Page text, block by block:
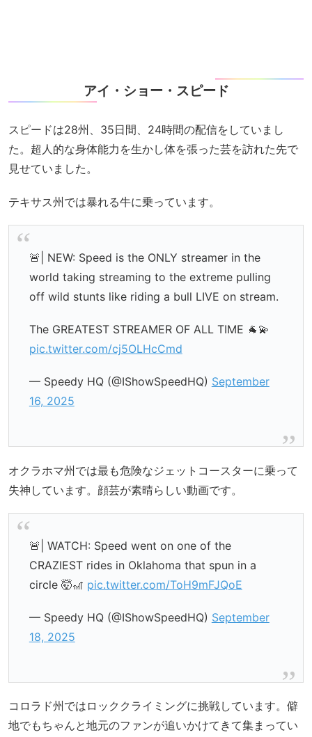
アイ・ショー・スピード
スピードは28州、35日間、24時間の配信をしていまし
た。超人的な身体能力を生かし体を張った芸を訪れた先で
見せていました。
テキサス州では暴れる牛に乗っています。
🚨| NEW: Speed is the ONLY streamer in the
world taking streaming to the extreme pulling
off wild stunts like riding a bull LIVE on stream.
The GREATEST STREAMER OF ALL TIME 🐐💫
pic.twitter.com/cj5OLHcCmd
— Speedy HQ (@IShowSpeedHQ) September
16, 2025
オクラホマ州では最も危険なジェットコースターに乗って
失神しています。顔芸が素晴らしい動画です。
🚨| WATCH: Speed went on one of the
CRAZIEST rides in Oklahoma that spun in a
circle 🤯🎢 pic.twitter.com/ToH9mFJQoE
— Speedy HQ (@IShowSpeedHQ) September
18, 2025
コロラド州ではロッククライミングに挑戦しています。僻
地でもちゃんと地元のファンが追いかけてきて集まってい